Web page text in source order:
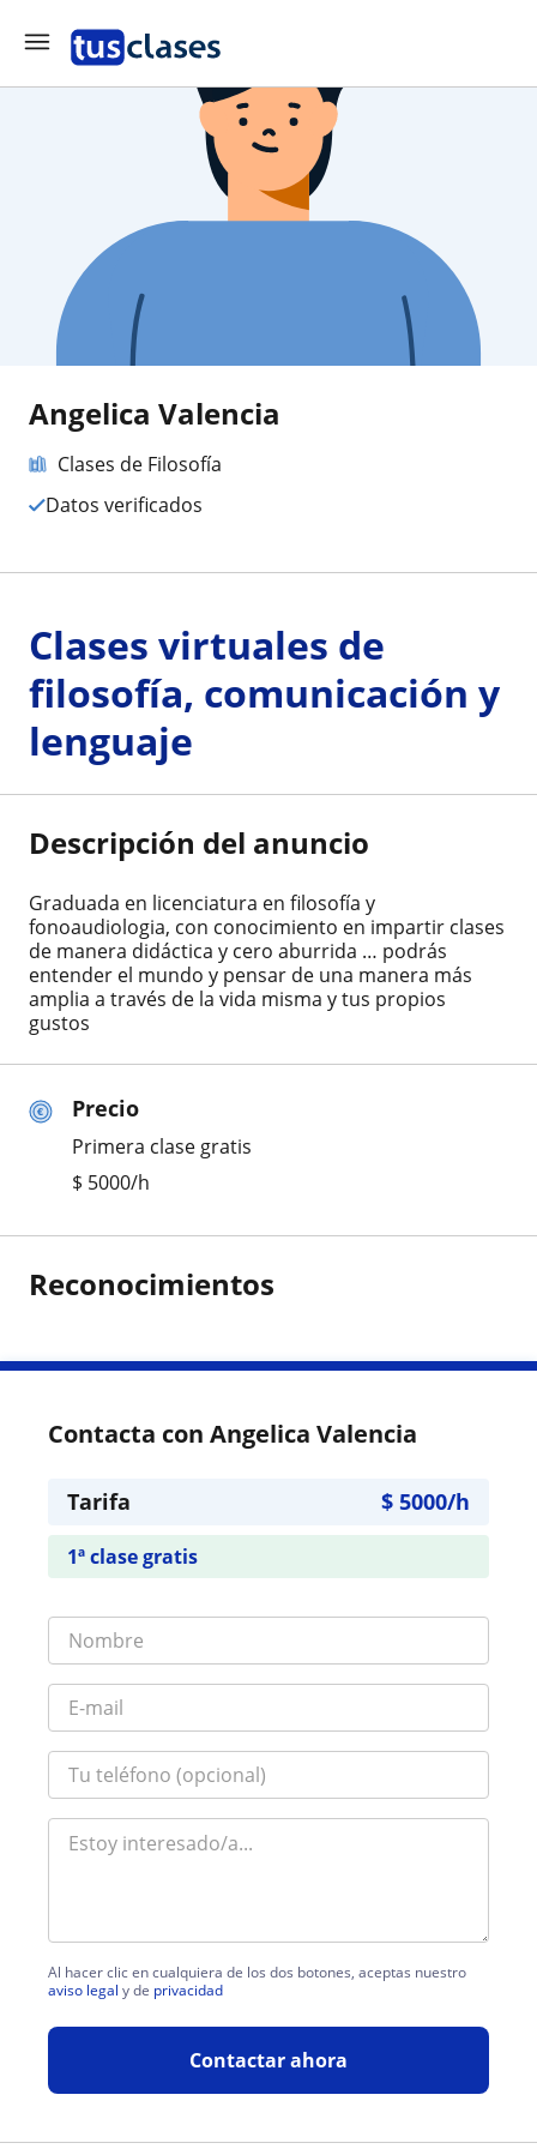
Angelica Valencia
Clases de Filosofía
Datos verificados
Precio
Primera clase gratis
$ 5000/h
Clases virtuales de
filosofía, comunicación y
lenguaje
Descripción del anuncio
Graduada en licenciatura en filosofía y
fonoaudiologia, con conocimiento en impartir clases
de manera didáctica y cero aburrida … podrás
entender el mundo y pensar de una manera más
amplia a través de la vida misma y tus propios
gustos
Reconocimientos
Contacta con Angelica Valencia
Tarifa $ 5000/h
1ª clase gratis
Al hacer clic en cualquiera de los dos botones, aceptas nuestro
aviso legal y de privacidad
Contactar ahora